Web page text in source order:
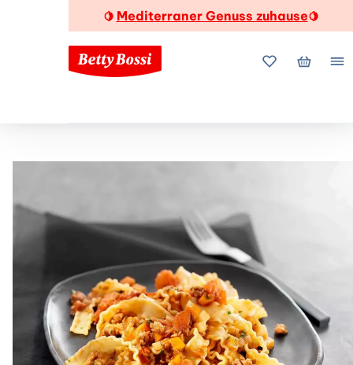
🍋 Mediterraner Genuss zuhause🍋
MeineMein